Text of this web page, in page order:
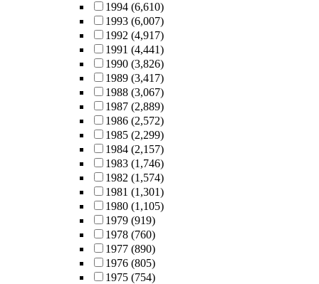
1994 (6,610)
1993 (6,007)
1992 (4,917)
1991 (4,441)
1990 (3,826)
1989 (3,417)
1988 (3,067)
1987 (2,889)
1986 (2,572)
1985 (2,299)
1984 (2,157)
1983 (1,746)
1982 (1,574)
1981 (1,301)
1980 (1,105)
1979 (919)
1978 (760)
1977 (890)
1976 (805)
1975 (754)